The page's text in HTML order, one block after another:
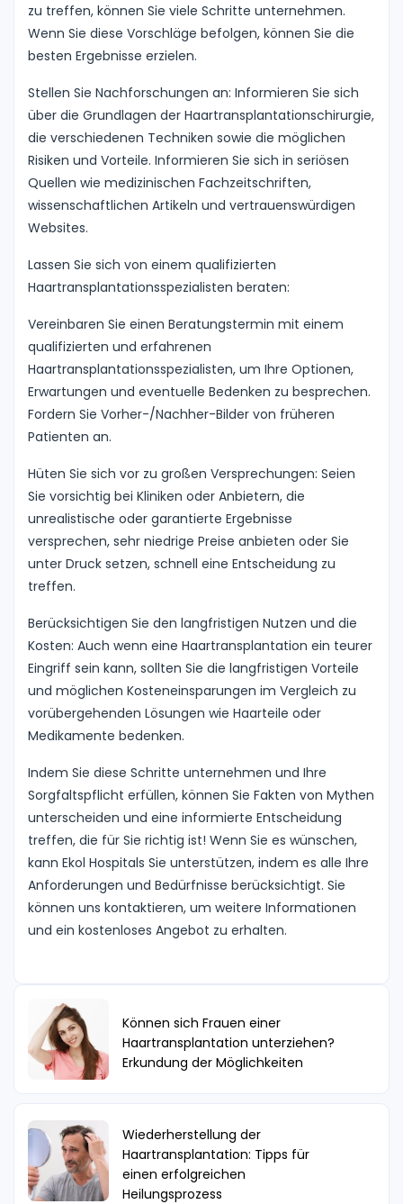
zu treffen, können Sie viele Schritte unternehmen.
Wenn Sie diese Vorschläge befolgen, können Sie die
besten Ergebnisse erzielen.
Stellen Sie Nachforschungen an: Informieren Sie sich
über die Grundlagen der Haartransplantationschirurgie,
die verschiedenen Techniken sowie die möglichen
Risiken und Vorteile. Informieren Sie sich in seriösen
Quellen wie medizinischen Fachzeitschriften,
wissenschaftlichen Artikeln und vertrauenswürdigen
Websites.
Lassen Sie sich von einem qualifizierten
Haartransplantationsspezialisten beraten:
Vereinbaren Sie einen Beratungstermin mit einem
qualifizierten und erfahrenen
Haartransplantationsspezialisten, um Ihre Optionen,
Erwartungen und eventuelle Bedenken zu besprechen.
Fordern Sie Vorher-/Nachher-Bilder von früheren
Patienten an.
Hüten Sie sich vor zu großen Versprechungen: Seien
Sie vorsichtig bei Kliniken oder Anbietern, die
unrealistische oder garantierte Ergebnisse
versprechen, sehr niedrige Preise anbieten oder Sie
unter Druck setzen, schnell eine Entscheidung zu
treffen.
Berücksichtigen Sie den langfristigen Nutzen und die
Kosten: Auch wenn eine Haartransplantation ein teurer
Eingriff sein kann, sollten Sie die langfristigen Vorteile
und möglichen Kosteneinsparungen im Vergleich zu
vorübergehenden Lösungen wie Haarteile oder
Medikamente bedenken.
Indem Sie diese Schritte unternehmen und Ihre
Sorgfaltspflicht erfüllen, können Sie Fakten von Mythen
unterscheiden und eine informierte Entscheidung
treffen, die für Sie richtig ist! Wenn Sie es wünschen,
kann Ekol Hospitals Sie unterstützen, indem es alle Ihre
Anforderungen und Bedürfnisse berücksichtigt. Sie
können uns kontaktieren, um weitere Informationen
und ein kostenloses Angebot zu erhalten.
Können sich Frauen einer
Haartransplantation unterziehen?
Erkundung der Möglichkeiten
Wiederherstellung der
Haartransplantation: Tipps für
einen erfolgreichen
Heilungsprozess